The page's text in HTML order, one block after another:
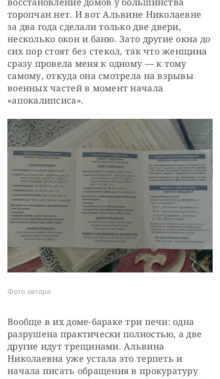
торопчан нет. И вот Альвине Николаевне
за два года сделали только две двери,
несколько окон и баню. Зато другие окна до
сих пор стоят без стекол, так что женщина
сразу провела меня к одному — к тому
самому, откуда она смотрела на взрывы
военных частей в момент начала
«апокалипсиса».
Фото автора
Вообще в их доме-бараке три печи: одна
разрушена практически полностью, а две
другие идут трещинами. Альвина
Николаевна уже устала это терпеть и
начала писать обращения в прокуратуру